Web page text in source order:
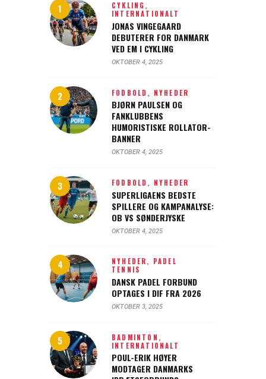
CYKLING,
INTERNATIONALT
JONAS VINGEGAARD
DEBUTERER FOR DANMARK
VED EM I CYKLING
OKTOBER 4, 2025
FODBOLD, NYHEDER
BJØRN PAULSEN OG
FANKLUBBENS
HUMORISTISKE ROLLATOR-
BANNER
OKTOBER 4, 2025
FODBOLD, NYHEDER
SUPERLIGAENS BEDSTE
SPILLERE OG KAMPANALYSE:
OB VS SØNDERJYSKE
OKTOBER 4, 2025
NYHEDER, PADEL
TENNIS
DANSK PADEL FORBUND
OPTAGES I DIF FRA 2026
OKTOBER 3, 2025
BADMINTON,
INTERNATIONALT
POUL-ERIK HØYER
MODTAGER DANMARKS